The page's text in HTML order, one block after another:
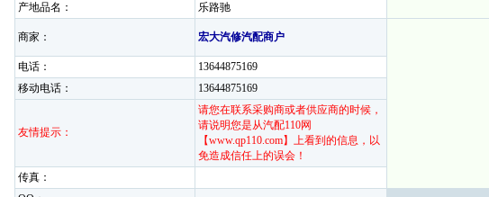
产地品名： 乐路驰
商家： 宏大汽修汽配商户
电话：
13644875169
移动电话：
13644875169
友情提示：
请您在联系采购商或者供应商的时候，
请说明您是从汽配110网
【www.qp110.com】上看到的信息，以
免造成信任上的误会！
传真：